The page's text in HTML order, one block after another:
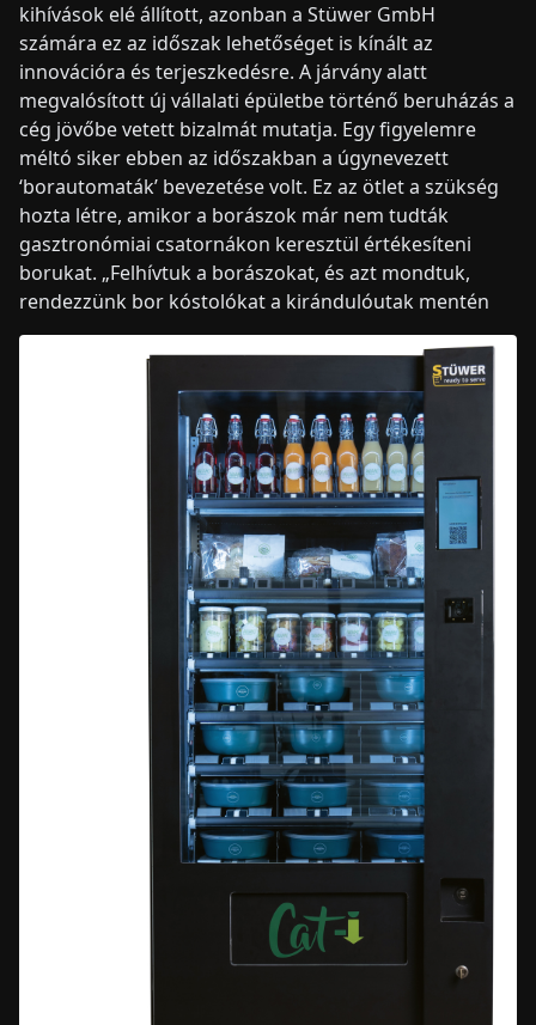
kihívások elé állított, azonban a Stüwer GmbH
számára ez az időszak lehetőséget is kínált az
innovációra és terjeszkedésre. A járvány alatt
megvalósított új vállalati épületbe történő beruházás a
cég jövőbe vetett bizalmát mutatja. Egy figyelemre
méltó siker ebben az időszakban a úgynevezett
‘borautomaták’ bevezetése volt. Ez az ötlet a szükség
hozta létre, amikor a borászok már nem tudták
gasztronómiai csatornákon keresztül értékesíteni
borukat. „Felhívtuk a borászokat, és azt mondtuk,
rendezzünk bor kóstolókat a kirándulóutak mentén